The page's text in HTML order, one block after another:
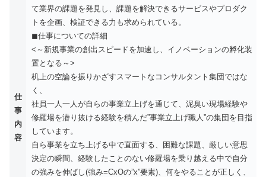
仕
事
内
容
て業界の課題を発見し、課題を解決できるサービスやプロダク
トを企画、検証できる力も求められている。
◼︎仕事についての詳細
<～新規事業の創出スピードを加速し、イノベーションの孵化装
置となる～>
机上の空論を振りかざすスマートなコンサルタント集団ではな
く、
社員一人一人が自らの事業立上げを通じて、泥臭い現場経験や
修羅場を潜り抜ける経験を積んだ”事業立上げ職人”の集団を目指
しています。
自ら事業を立ち上げる中で直面する、困難な課題、厳しい意思
決定の瞬間、経験したことのない修羅場を乗り越える中で自分
の強みを伸ばし(強み=CxOの”x”要素)、何をやることが正しく、